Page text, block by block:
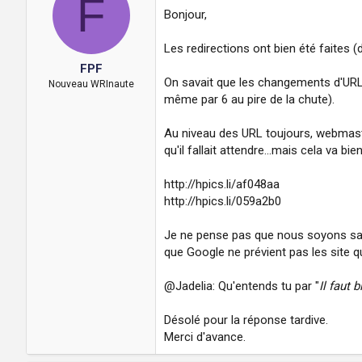
F
FPF
Nouveau WRInaute
Bonjour,
Les redirections ont bien été faites
On savait que les changements
même par 6 au pire de la chute).
Au niveau des URL toujours,
qu'il fallait attendre...mais cela va
http://hpics.li/af048aa
http://hpics.li/059a2b0
Je ne pense pas que nous soyons
que Google ne prévient pas les site
@Jadelia: Qu'entends tu par "Il faut
Désolé pour la réponse tardive.
Merci d'avance.